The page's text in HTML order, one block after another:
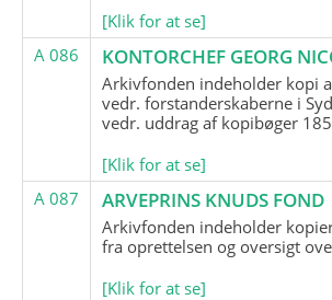
[Klik for at se]
A 086
KONTORCHEF GEORG
Arkivfonden indeholder kopi
vedr. forstanderskaberne i
vedr. uddrag af kopibøger
[Klik for at se]
A 087
ARVEPRINS KNUDS FOND
Arkivfonden indeholder
fra oprettelsen og oversigt
[Klik for at se]